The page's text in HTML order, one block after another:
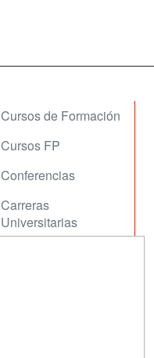
Cursos de Formación
Cursos FP
Conferencias
Carreras
Universitarias